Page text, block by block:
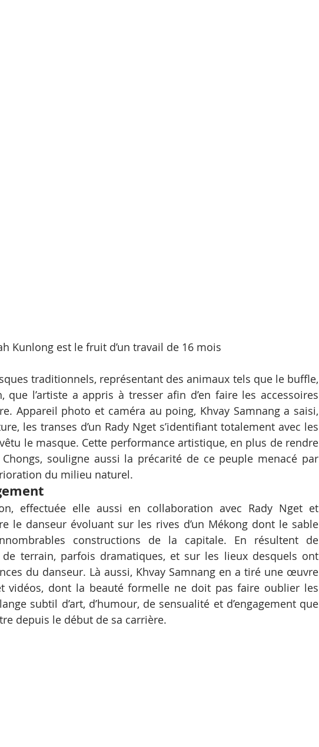
Kunlong est le fruit d’un travail de 16 mois
traditionnels, représentant des animaux tels que le buffle,
l’artiste a appris à tresser afin d’en faire les accessoires
Appareil photo et caméra au poing, Khvay Samnang a saisi,
les transes d’un Rady Nget s’identifiant totalement avec les
le masque. Cette performance artistique, en plus de rendre
souligne aussi la précarité de ce peuple menacé par
du milieu naturel.
effectuée elle aussi en collaboration avec Rady Nget et
le danseur évoluant sur les rives d’un Mékong dont le sable
constructions de la capitale. En résultent de
terrain, parfois dramatiques, et sur les lieux desquels ont
du danseur. Là aussi, Khvay Samnang en a tiré une œuvre
vidéos, dont la beauté formelle ne doit pas faire oublier les
subtil d’art, d’humour, de sensualité et d’engagement que
depuis le début de sa carrière.